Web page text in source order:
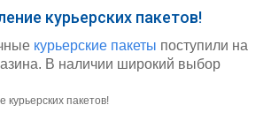
курьерских пакетов!
курьерские пакеты поступили на
В наличии широкий выбор